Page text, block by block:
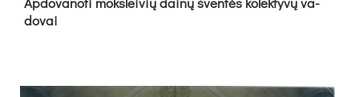
do­vai